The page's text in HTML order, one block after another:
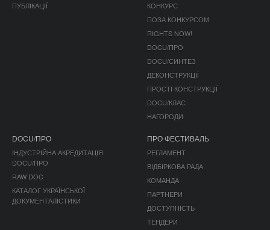
ПУБЛІКАЦІЇ
КОНКУРС
ПОЗА КОНКУРСОМ
RIGHTS NOW!
DOCU/ПРО
DOCU/СИНТЕЗ
ДЕКОНСТРУКЦІЇ
ПРОСТІ КОНСТРУКЦІЇ
DOCU/КЛАС
НАГОРОДИ
DOCU/ПРО
ІНДУСТРІЙНА АКРЕДИТАЦІЯ
DOCU/ПРО
RAW DOC
КАТАЛОГ УКРАЇНСЬКОЇ
ДОКУМЕНТАЛІСТИКИ
ПРО ФЕСТИВАЛЬ
РЕГЛАМЕНТ
ВІДБІРКОВА РАДА
КОМАНДА
ПАРТНЕРИ
ДОСТУПНІСТЬ
ТЕНДЕРИ